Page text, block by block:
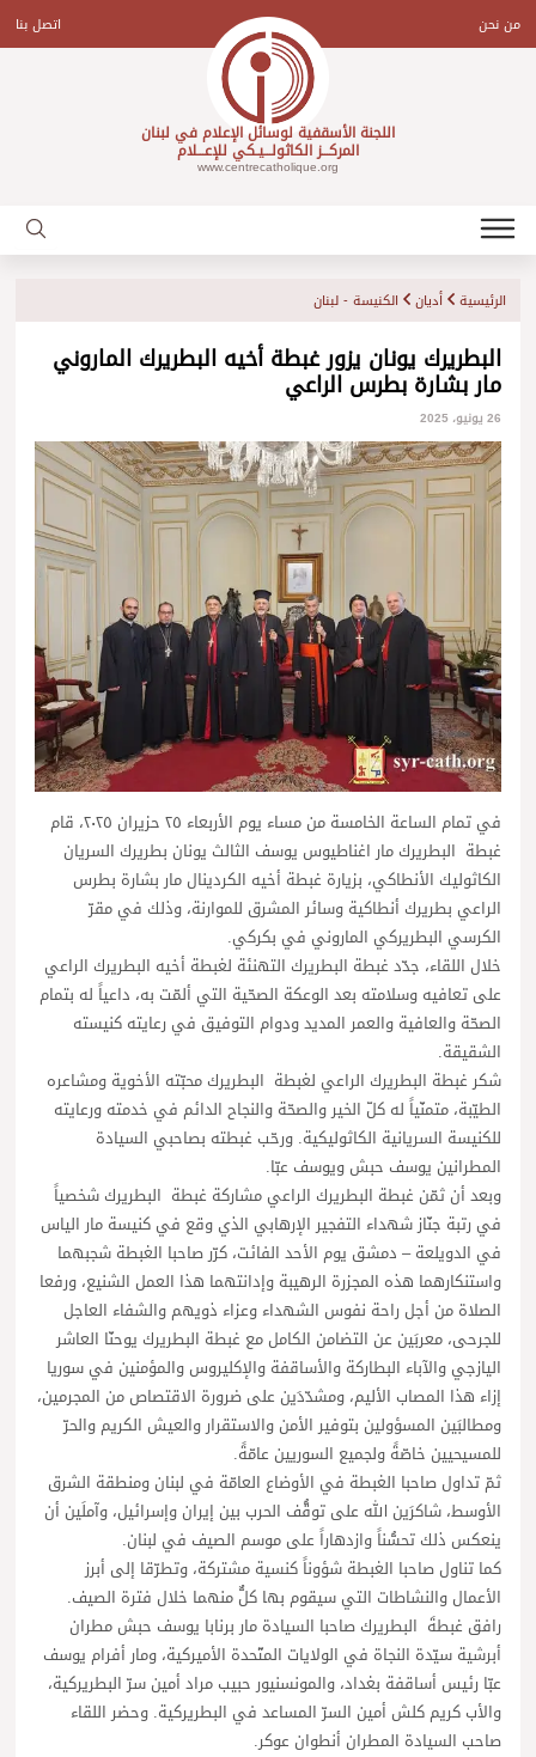
contentمن نحن اتصل بنا
اللجنة الأسقفية لوسائل الإعلام في لبنان
المركـــز الكاثولـــيـكي للإعـــلام
www.centrecatholique.org
الرئيسية أديان الكنيسة - لبنان
البطريرك يونان يزور غبطة أخيه البطريرك الماروني
مار بشارة بطرس الراعي
26 يونيو، 2025
في تمام الساعة الخامسة من مساء يوم الأربعاء ٢٥ حزيران ٢٠٢٥، قام
غبطة البطريرك مار اغناطيوس يوسف الثالث يونان بطريرك السريان
الكاثوليك الأنطاكي، بزيارة غبطة أخيه الكردينال مار بشارة بطرس
الراعي بطريرك أنطاكية وسائر المشرق للموارنة، وذلك في مقرّ
الكرسي البطريركي الماروني في بكركي.
خلال اللقاء، جدّد غبطة البطريرك التهنئة لغبطة أخيه البطريرك الراعي
على تعافيه وسلامته بعد الوعكة الصحّية التي ألمّت به، داعياً له بتمام
الصحّة والعافية والعمر المديد ودوام التوفيق في رعايته كنيسته
الشقيقة.
شكر غبطة البطريرك الراعي لغبطة البطريرك محبّته الأخوية ومشاعره
الطيّبة، متمنّياً له كلّ الخير والصحّة والنجاح الدائم في خدمته ورعايته
للكنيسة السريانية الكاثوليكية. ورحّب غبطته بصاحبي السيادة
المطرانين يوسف حبش ويوسف عبّا.
وبعد أن ثمّن غبطة البطريرك الراعي مشاركة غبطة البطريرك شخصياً
في رتبة جنّاز شهداء التفجير الإرهابي الذي وقع في كنيسة مار الياس
في الدويلعة – دمشق يوم الأحد الفائت، كرّر صاحبا الغبطة شجبهما
واستنكارهما هذه المجزرة الرهيبة وإدانتهما هذا العمل الشنيع، ورفعا
الصلاة من أجل راحة نفوس الشهداء وعزاء ذويهم والشفاء العاجل
للجرحى، معربَين عن التضامن الكامل مع غبطة البطريرك يوحنّا العاشر
اليازجي والآباء البطاركة والأساقفة والإكليروس والمؤمنين في سوريا
إزاء هذا المصاب الأليم، ومشدّدَين على ضرورة الاقتصاص من المجرمين،
ومطالبَين المسؤولين بتوفير الأمن والاستقرار والعيش الكريم والحرّ
للمسيحيين خاصّةً ولجميع السوريين عامّةً.
ثمّ تداول صاحبا الغبطة في الأوضاع العامّة في لبنان ومنطقة الشرق
الأوسط، شاكرَين الله على توقُّف الحرب بين إيران وإسرائيل، وآملَين أن
ينعكس ذلك تحسُّناً وازدهاراً على موسم الصيف في لبنان.
كما تناول صاحبا الغبطة شؤوناً كنسية مشتركة، وتطرّقا إلى أبرز
الأعمال والنشاطات التي سيقوم بها كلٌّ منهما خلال فترة الصيف.
رافق غبطةَ البطريرك صاحبا السيادة مار برنابا يوسف حبش مطران
أبرشية سيّدة النجاة في الولايات المتّحدة الأميركية، ومار أفرام يوسف
عبّا رئيس أساقفة بغداد، والمونسنيور حبيب مراد أمين سرّ البطريركية،
والأب كريم كلش أمين السرّ المساعد في البطريركية. وحضر اللقاء
صاحب السيادة المطران أنطوان عوكر.